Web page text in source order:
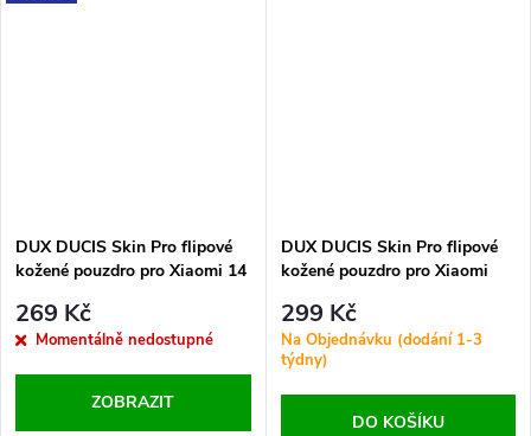
DUX DUCIS Skin Pro flipové
kožené pouzdro pro Xiaomi 14
269 Kč
Momentálně nedostupné
ZOBRAZIT
DUX DUCIS Skin Pro flipové
kožené pouzdro pro Xiaomi
299 Kč
Na Objednávku (dodání 1-3
týdny)
DO KOŠÍKU